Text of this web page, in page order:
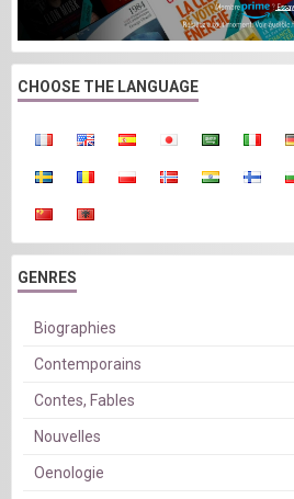
CHOOSE THE LANGUAGE
GENRES
Biographies
Contemporains
Contes, Fables
Nouvelles
Oenologie